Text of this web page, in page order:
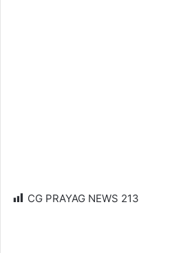
CG PRAYAG NEWS 213